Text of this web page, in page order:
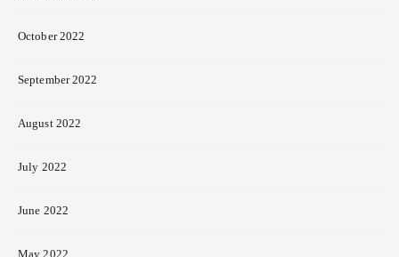
October 2022
September 2022
August 2022
July 2022
June 2022
May 2022